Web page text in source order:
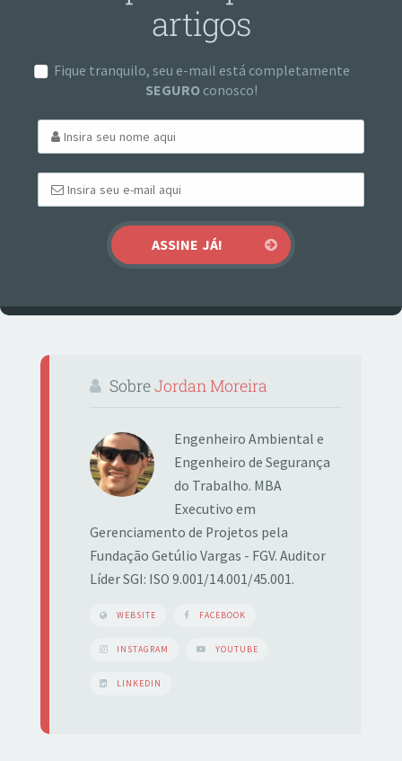
artigos
Fique tranquilo, seu e-mail está completamente
SEGUROconosco!
SobreJordan Moreira
Engenheiro Ambiental e
Engenheiro de Segurança
do Trabalho. MBA
Executivo em
Gerenciamento de Projetos pela
Fundação Getúlio Vargas - FGV. Auditor
Líder SGI: ISO 9.001/14.001/45.001.
WEBSITE FACEBOOK
INSTAGRAM YOUTUBE
LINKEDIN